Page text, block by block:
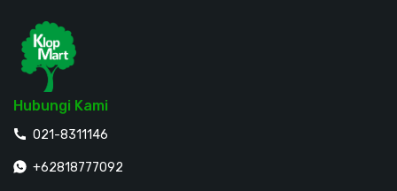
Hubungi Kami
021-8311146
+62818777092